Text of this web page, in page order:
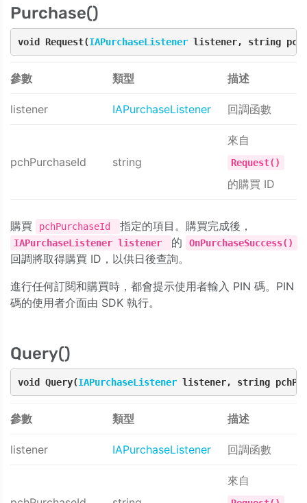
Purchase()
void Request(IAPurchaseListener listener, string
參數 類型 描述
listener IAPurchaseListener 回調函數
pchPurchaseId string
來自
Request()
的購買 ID
購買 pchPurchaseId 指定的項目。購買完成後，
IAPurchaseListener listener 的 OnPurchaseSuccess()
回調將取得購買 ID，以供日後查詢。
進行任何訂閱和購買時，都會提示使用者輸入 PIN 碼。PIN
碼的使用者介面由 SDK 執行。
Query()
void Query(IAPurchaseListener listener, string
參數 類型 描述
listener IAPurchaseListener 回調函數
來自